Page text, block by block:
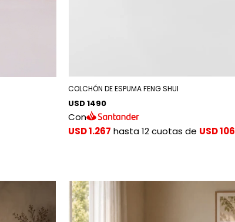
COLCHÓN DE ESPUMA FENG SHUI
USD 1490
Con
USD 1.267 hasta 12 cuotas de USD 106